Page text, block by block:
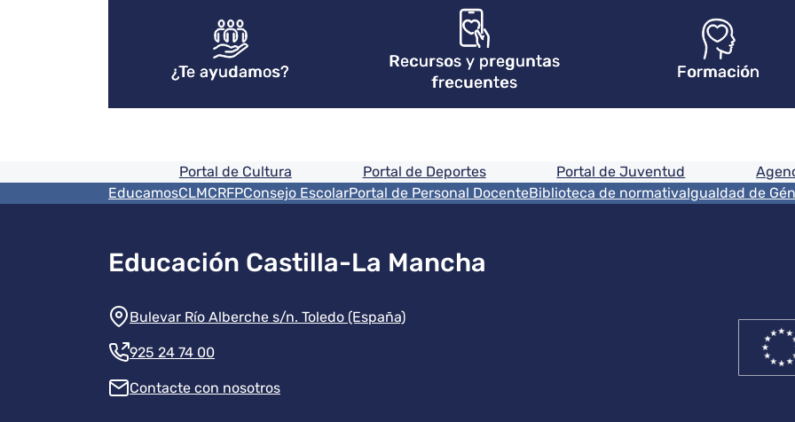
¿Te ayudamos?
Recursos y preguntas
frecuentes
Formación
Pie de pagina información
Portal de Cultura Portal de Deportes Portal de Juventud
Menú del pie
EducamosCLMCRFPConsejo EscolarPortal de Personal DocenteBiblioteca de normativaIgualdad de
Educación Castilla-La Mancha
Información de la institución
Bulevar Río Alberche s/n. Toledo (España)
925 24 74 00
Contacte con nosotros